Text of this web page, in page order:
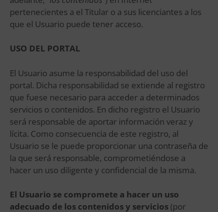
pertenecientes a el Titular o a sus licenciantes a los
que el Usuario puede tener acceso.
USO DEL PORTAL
El Usuario asume la responsabilidad del uso del
portal. Dicha responsabilidad se extiende al registro
que fuese necesario para acceder a determinados
servicios o contenidos. En dicho registro el Usuario
será responsable de aportar información veraz y
lícita. Como consecuencia de este registro, al
Usuario se le puede proporcionar una contraseña de
la que será responsable, comprometiéndose a
hacer un uso diligente y confidencial de la misma.
El Usuario se compromete a hacer un uso
adecuado de los contenidos y servicios (por